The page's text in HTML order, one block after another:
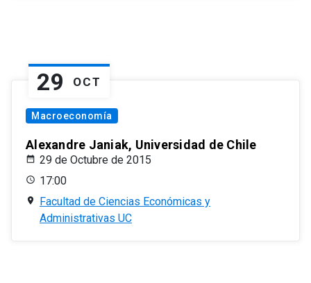
29 OCT
Macroeconomía
Alexandre Janiak, Universidad de Chile
29 de Octubre de 2015
17:00
Facultad de Ciencias Económicas y
Administrativas UC